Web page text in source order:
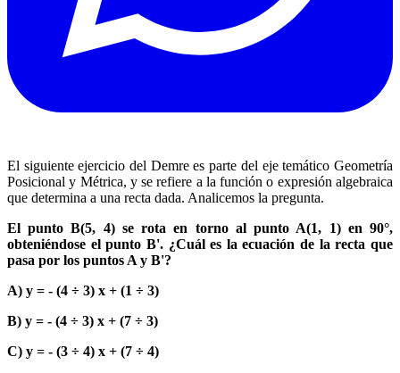
El siguiente ejercicio del Demre es parte del eje temático Geometría
Posicional y Métrica, y se refiere a la función o expresión algebraica
que determina a una recta dada. Analicemos la pregunta.
El punto B(5, 4) se rota en torno al punto A(1, 1) en 90°,
obteniéndose el punto B'. ¿Cuál es la ecuación de la recta que
pasa por los puntos A y B'?
A) y = - (4 ÷ 3) x + (1 ÷ 3)
B) y = - (4 ÷ 3) x + (7 ÷ 3)
C) y = - (3 ÷ 4) x + (7 ÷ 4)